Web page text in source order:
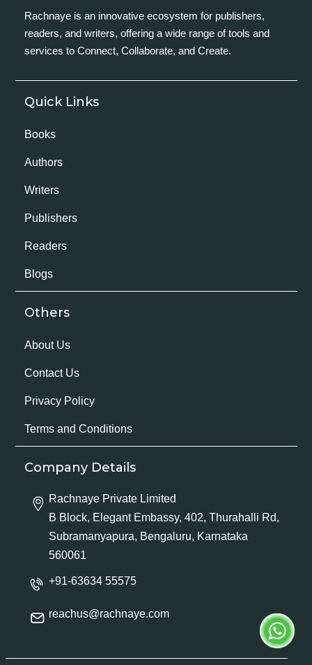
Rachnaye is an innovative ecosystem for publishers,
readers, and writers, offering a wide range of tools and
services to Connect, Collaborate, and Create.
Quick Links
Books
Authors
Writers
Publishers
Readers
Blogs
Others
About Us
Contact Us
Privacy Policy
Terms and Conditions
Company Details
Rachnaye Private Limited
B Block, Elegant Embassy, 402, Thurahalli Rd,
Subramanyapura, Bengaluru, Karnataka
560061
+91-63634 55575
reachus@rachnaye.com